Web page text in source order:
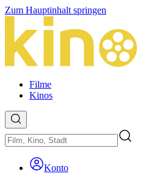
Zum Hauptinhalt springen
Filme
Kinos
Konto